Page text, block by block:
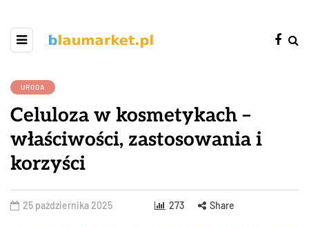
URODA
Celuloza w kosmetykach –
właściwości, zastosowania i
korzyści
25 października 2025 273 Share